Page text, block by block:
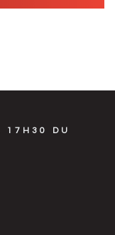
17H30 DU